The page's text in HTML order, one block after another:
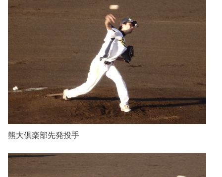
熊大倶楽部先発投手